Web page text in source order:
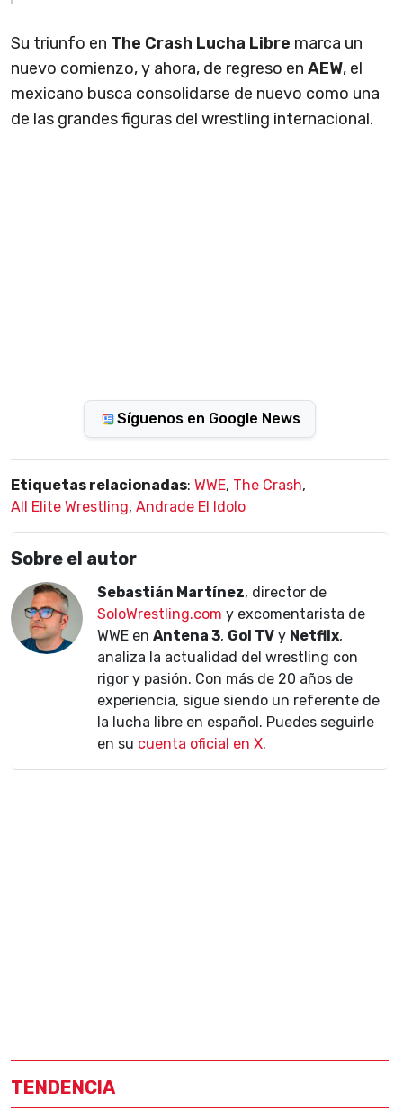
Su triunfo en The Crash Lucha Libre marca un
nuevo comienzo, y ahora, de regreso en AEW, el
mexicano busca consolidarse de nuevo como una
de las grandes figuras del wrestling internacional.
Síguenos en Google News
Etiquetas relacionadas: WWE, The Crash,
All Elite Wrestling, Andrade El Idolo
Sobre el autor
Sebastián Martínez, director de
SoloWrestling.com y excomentarista de
WWE en Antena 3, Gol TV y Netflix,
analiza la actualidad del wrestling con
rigor y pasión. Con más de 20 años de
experiencia, sigue siendo un referente de
la lucha libre en español. Puedes seguirle
en su cuenta oficial en X.
TENDENCIA